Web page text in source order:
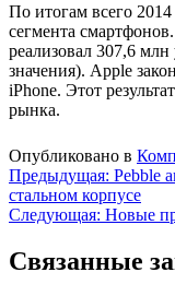
По итогам всего 2014
сегмента
реализовал 307,6
значения). Apple
iPhone. Этот
рынка.
Опубликовано в
Навигация
по
Предыдущая: Pebble
стальном корпусе
Следующая: Новые
Связанные